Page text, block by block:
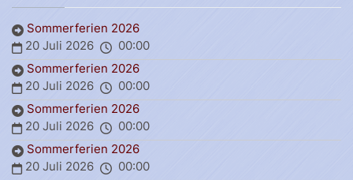
Sommerferien 2026
20 Juli 2026
00:00
Sommerferien 2026
20 Juli 2026
00:00
Sommerferien 2026
20 Juli 2026
00:00
Sommerferien 2026
20 Juli 2026
00:00